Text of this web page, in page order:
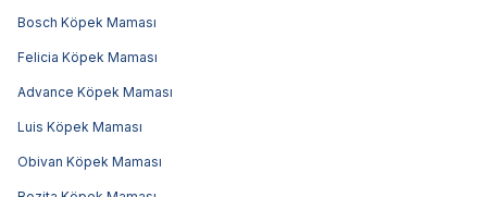
Bosch Köpek Maması
Felicia Köpek Maması
Advance Köpek Maması
Luis Köpek Maması
Obivan Köpek Maması